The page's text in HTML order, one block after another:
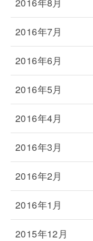
2016年7月
2016年6月
2016年5月
2016年4月
2016年3月
2016年2月
2016年1月
2015年12月